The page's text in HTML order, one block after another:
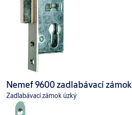
Nemef 9600 zadlabávací zámok
Zadlabávací zámok úzký